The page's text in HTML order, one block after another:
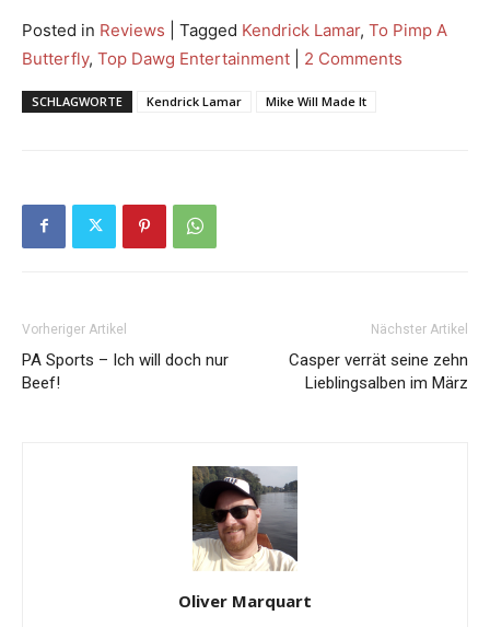
Posted in Reviews Tagged Kendrick Lamar, To Pimp A
Butterfly, Top Dawg Entertainment 2 Comments
SCHLAGWORTE Kendrick Lamar Mike Will Made It
Vorheriger Artikel
PA Sports – Ich will doch nur
Beef!
Nächster Artikel
Casper verrät seine zehn
Lieblingsalben im März
Oliver Marquart